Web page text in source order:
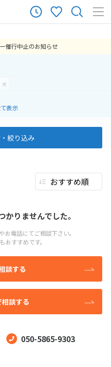
ありません
催行中止のお知らせ
表示
絞り込み
かりませんでした。
電話にてご相談下さい。
おすすめです。
談する
談する
050-5865-9303